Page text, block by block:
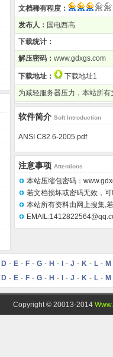
文档稀有程度：
发布人： 国电西高
下载统计：
解压密码： www.gdxgs.com
下载地址：
下载地址1
为减轻服务器压力，本站所
软件简介 Soft Introduction
ANSI C82.6-2005.pdf
注意事项 Attentions
本站压缩包密码：
若文档损坏或密码无效，
本站所有资料由网上搜集,
D - E - F - G - H - - J - K - L - M
D - E - F - G - H - - J - K - L - M
Copyright © 20013-2014